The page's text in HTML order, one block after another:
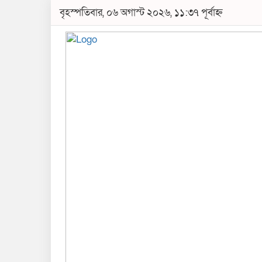
বৃহস্পতিবার, ০৬ অগাস্ট ২০২৬, ১১:৩৭ পূর্বাহ্ন